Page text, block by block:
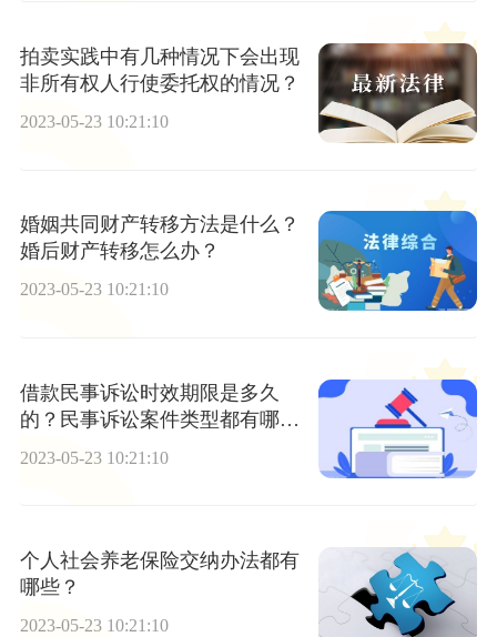
拍卖实践中有几种情况下会出现
非所有权人行使委托权的情况？
2023-05-23 10:21:10
婚姻共同财产转移方法是什么？
婚后财产转移怎么办？
2023-05-23 10:21:10
借款民事诉讼时效期限是多久
的？民事诉讼案件类型都有哪
2023-05-23 10:21:10
个人社会养老保险交纳办法都有
哪些？
2023-05-23 10:21:10